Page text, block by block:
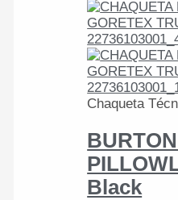
Chaqueta
Black